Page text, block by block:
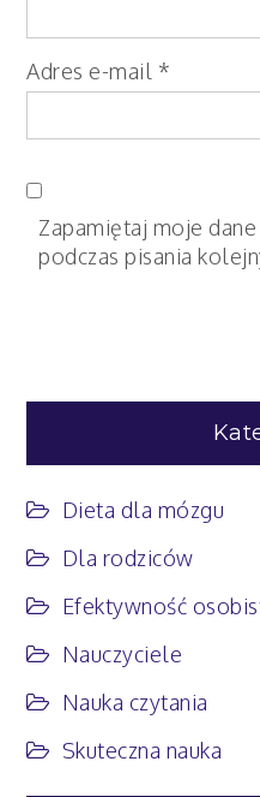
Adres e-mail *
Zapamiętaj moje
podczas pisania
Dieta dla mózgu
Dla rodziców
Efektywność
Nauczyciele
Nauka czytania
Skuteczna nauka